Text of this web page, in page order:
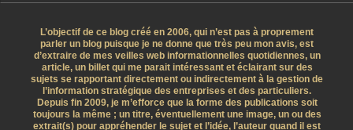
L’objectif de ce blog créé en 2006, qui n’est pas à proprement
parler un blog puisque je ne donne que très peu mon avis, est
d’extraire de mes veilles web informationnelles quotidiennes, un
article, un billet qui me parait intéressant et éclairant sur des
sujets se rapportant directement ou indirectement à la gestion de
l’information stratégique des entreprises et des particuliers.
Depuis fin 2009, je m’efforce que la forme des publications soit
toujours la même ; un titre, éventuellement une image, un ou des
extrait(s) pour appréhender le sujet et l’idée, l’auteur quand il est